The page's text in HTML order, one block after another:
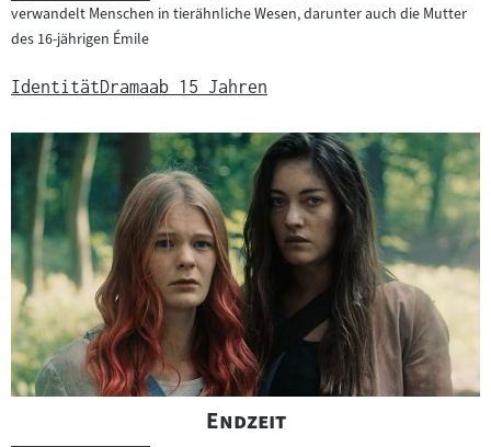
verwandelt Menschen in tierähnliche Wesen, darunter auch die Mutter
des 16-jährigen Émile
IdentitätDramaab 15 Jahren
"
Endzeit"